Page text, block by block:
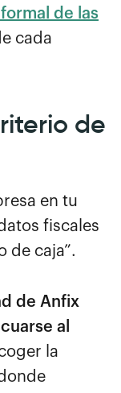
de las
cada
de
en tu
fiscales
de caja”.
de Anfix
al
la